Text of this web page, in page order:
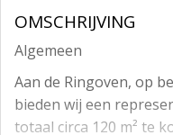
OMSCHRIJVING
Algemeen
Aan de Ringoven, op
bieden wij een
totaal circa 120 m² te